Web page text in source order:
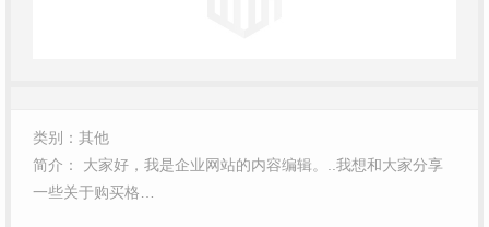
类别：其他
简介： 大家好，我是企业网站的内容编辑。..我想和大家分享
一些关于购买格…